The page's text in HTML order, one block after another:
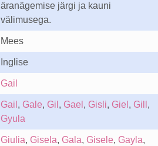
äranägemise järgi ja kauni
välimusega.
Mees
Inglise
Gail
Gail , Gale, Gil , Gael , Gisli, Giel , Gill ,
Gyula
Giulia, Gisela, Gala, Gisele, Gayla,